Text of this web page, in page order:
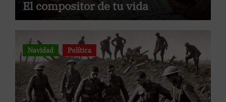
El compositor de tu vida
Navidad Política